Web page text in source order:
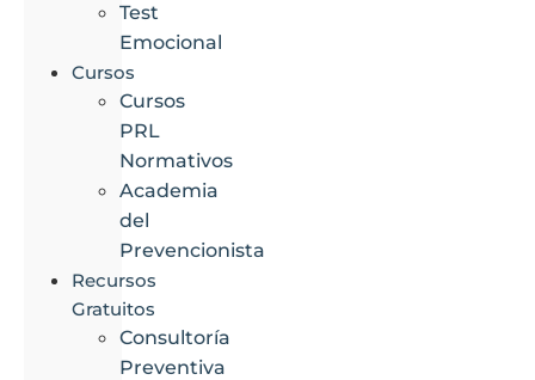
Test
Emocional
Cursos
Cursos
PRL
Normativos
Academia
del
Prevencionista
Recursos
Gratuitos
Consultoría
Preventiva